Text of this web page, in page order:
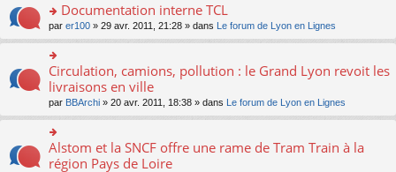
nt
pl
u
s
ré
c
e
nt
o
lu
le
pl
u
s
ré
nt
s
a
g
e
n
o
lu
le
pl
u
s
ult
er
le
m
e
s
a
e
n
o
o
n
s
ult
er
le
m
e
s
s
Documentation interne TCL
par er100 » 29 avr. 2011, 21:28 » dans Le forum de Lyon en Lignes
o
n
ult
er
le
m
e
Circulation, camions, pollution : le Grand Lyon revoit les
livraisons en ville
par BBArchi » 20 avr. 2011, 18:38 » dans Le forum de Lyon en Lignes
o
n
Alstom et la SNCF offre une rame de Tram Train à la
région Pays de Loire